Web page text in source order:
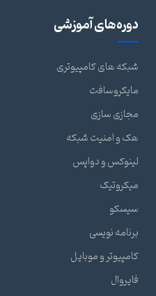
دوره‌های آموزشی
شبکه های کامپیوتری
مایکروسافت
مجازی سازی
هک و امنیت شبکه
لینوکس و دواپس
میکروتیک
سیسکو
برنامه نویسی
کامپیوتر و موبایل
فایروال